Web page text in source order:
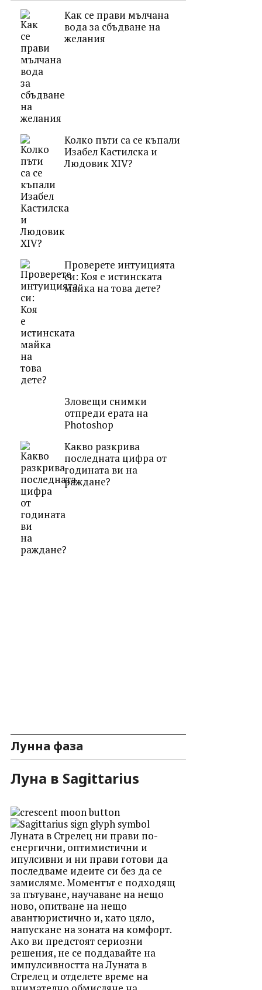
Как се прави мълчана
вода за сбъдване на
желания
Колко пъти са се къпали
Изабел Кастилска и
Людовик ХІV?
Проверете интуицията
си: Коя е истинската
майка на това дете?
Зловещи снимки
отпреди ерата на
Photoshop
Какво разкрива
последната цифра от
годината ви на
раждане?
Лунна фаза
Луна в Sagittarius
Луната в Стрелец ни прави по-
енергични, оптимистични и
ипулсивни и ни прави готови да
последваме идеите си без да се
замисляме. Моментът е подходящ
за пътуване, научаване на нещо
ново, опитване на нещо
авантюристично и, като цяло,
напускане на зоната на комфорт.
Ако ви предстоят сериозни
решения, не се поддавайте на
импулсивността на Луната в
Стрелец и отделете време на